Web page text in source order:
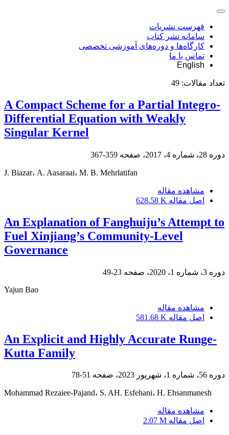
فهرست نشریات
سامانه نشر کتاب
کارگاه‌ها و دوره‌های آموزشی تخصصی
تماس با ما
English
تعداد مقالات: 49
A Compact Scheme for a Partial Integro-
Differential Equation with Weakly
Singular Kernel
دوره 28، شماره 4، 2017، صفحه 359-367
J. Biazar، A. Aasaraai، M. B. Mehrlatifan
مشاهده مقاله
اصل مقاله 628.58 K
An Explanation of Fanghuiju’s Attempt to
Fuel Xinjiang’s Community-Level
Governance
دوره 3، شماره 1، 2020، صفحه
23-49
Yajun Bao
مشاهده مقاله
اصل مقاله 581.68 K
An Explicit and Highly Accurate Runge-
Kutta Family
دوره 56، شماره 1، شهریور 2023، صفحه 51-78
Mohammad Rezaiee-Pajand، S. AH. Esfehani، H. Ehsanmanesh
مشاهده مقاله
اصل مقاله 2.07 M